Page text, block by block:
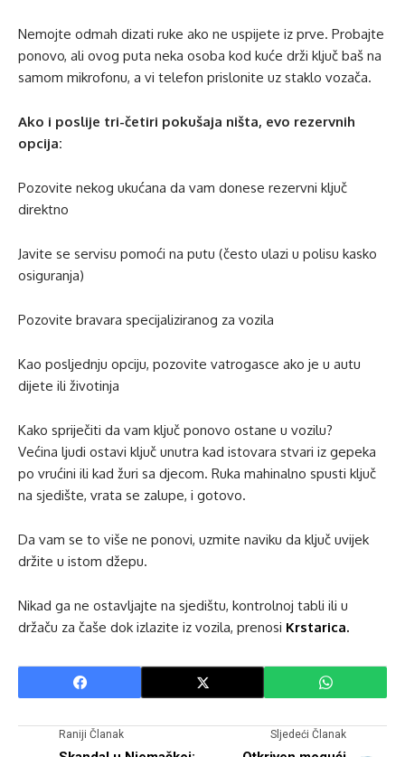
Nemojte odmah dizati ruke ako ne uspijete iz prve. Probajte
ponovo, ali ovog puta neka osoba kod kuće drži ključ baš na
samom mikrofonu, a vi telefon prislonite uz staklo vozača.
Ako i poslije tri-četiri pokušaja ništa, evo rezervnih
opcija:
Pozovite nekog ukućana da vam donese rezervni ključ
direktno
Javite se servisu pomoći na putu (često ulazi u polisu kasko
osiguranja)
Pozovite bravara specijaliziranog za vozila
Kao posljednju opciju, pozovite vatrogasce ako je u autu
dijete ili životinja
Kako spriječiti da vam ključ ponovo ostane u vozilu?
Većina ljudi ostavi ključ unutra kad istovara stvari iz gepeka
po vrućini ili kad žuri sa djecom. Ruka mahinalno spusti ključ
na sjedište, vrata se zalupe, i gotovo.
Da vam se to više ne ponovi, uzmite naviku da ključ uvijek
držite u istom džepu.
Nikad ga ne ostavljajte na sjedištu, kontrolnoj tabli ili u
držaču za čaše dok izlazite iz vozila, prenosi Krstarica.
Raniji Članak Sljedeći Članak